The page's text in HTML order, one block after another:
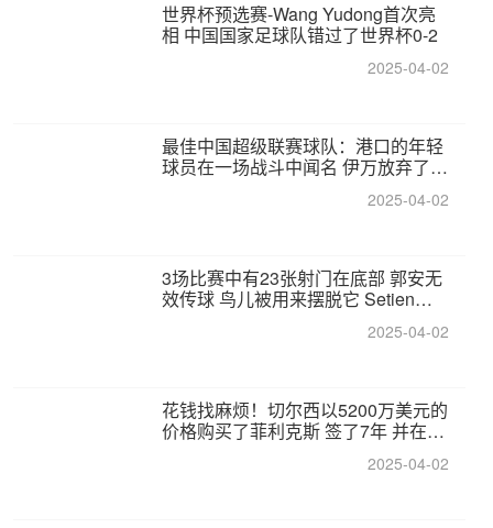
世界杯预选赛-Wang Yudong首次亮
相 中国国家足球队错过了世界杯0-2
2025-04-02
最佳中国超级联赛球队：港口的年轻
球员在一场战斗中闻名 伊万放弃了泰
2025-04-02
3场比赛中有23张射门在底部 郭安无
效传球 鸟儿被用来摆脱它 Setien痴
2025-04-02
花钱找麻烦！切尔西以5200万美元的
价格购买了菲利克斯 签了7年 并在半
2025-04-02